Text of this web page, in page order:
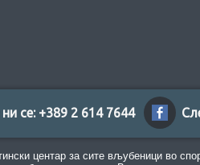
се: +389 2 614 7644
центар за сите вљубеници во